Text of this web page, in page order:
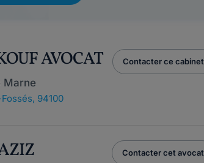
AVOCAT
Marne
94100
Contacter ce cabinet
Contacter cet avocat